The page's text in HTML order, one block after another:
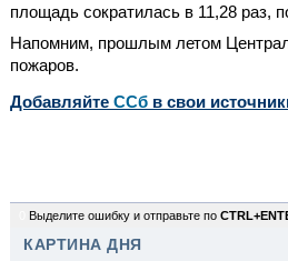
площадь сократилась в 11,28 раз,
Напомним, прошлым летом
пожаров.
Добавляйте CСб в свои
Выделите ошибку и отправьте по
КАРТИНА ДНЯ